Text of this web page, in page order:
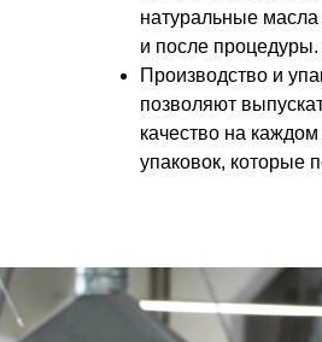
натуральные
и после процедуры.
Производство и
позволяют
качество на
упаковок, которые